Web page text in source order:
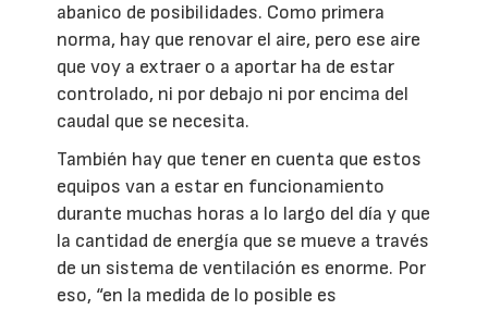
abanico de posibilidades. Como primera
norma, hay que renovar el aire, pero ese aire
que voy a extraer o a aportar ha de estar
controlado, ni por debajo ni por encima del
caudal que se necesita.
También hay que tener en cuenta que estos
equipos van a estar en funcionamiento
durante muchas horas a lo largo del día y que
la cantidad de energía que se mueve a través
de un sistema de ventilación es enorme. Por
eso, “en la medida de lo posible es